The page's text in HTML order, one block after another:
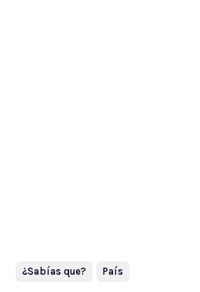
¿Sabías que? País